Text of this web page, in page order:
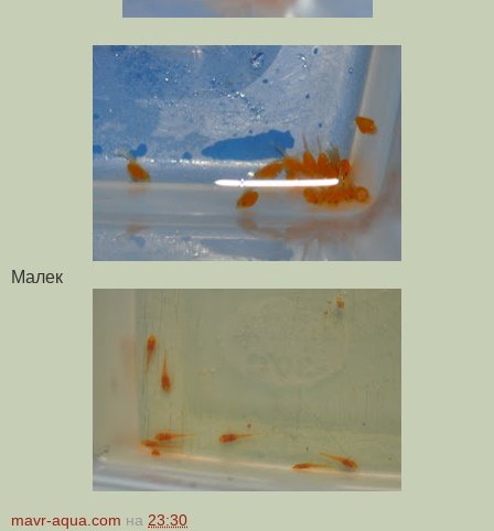
Малек
mavr-aqua.com на 23:30